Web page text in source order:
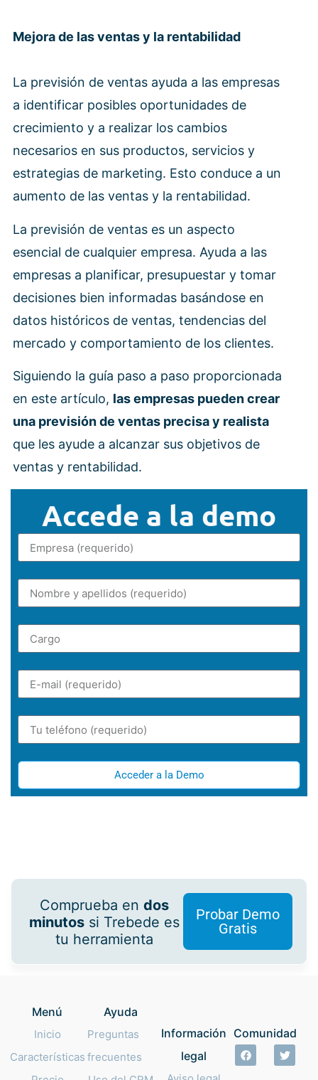
Mejora de las ventas y la rentabilidad
La previsión de ventas ayuda a las empresas
a identificar posibles oportunidades de
crecimiento y a realizar los cambios
necesarios en sus productos, servicios y
estrategias de marketing. Esto conduce a un
aumento de las ventas y la rentabilidad.
La previsión de ventas es un aspecto
esencial de cualquier empresa. Ayuda a las
empresas a planificar, presupuestar y tomar
decisiones bien informadas basándose en
datos históricos de ventas, tendencias del
mercado y comportamiento de los clientes.
Siguiendo la guía paso a paso proporcionada
en este artículo, las empresas pueden crear
una previsión de ventas precisa y realista
que les ayude a alcanzar sus objetivos de
ventas y rentabilidad.
Accede a la demo
Acceder a la Demo
Comprueba endos
minutos si Trebede es
tu herramienta
Probar Demo
Gratis
Menú
Inicio
Características
Ayuda
Preguntas
frecuentes
Información
legal
Comunidad